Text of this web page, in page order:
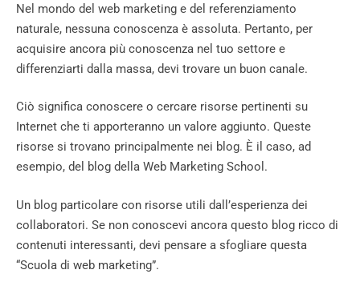
Nel mondo del web marketing e del referenziamento
naturale, nessuna conoscenza è assoluta. Pertanto, per
acquisire ancora più conoscenza nel tuo settore e
differenziarti dalla massa, devi trovare un buon canale.
Ciò significa conoscere o cercare risorse pertinenti su
Internet che ti apporteranno un valore aggiunto. Queste
risorse si trovano principalmente nei blog. È il caso, ad
esempio, del blog della Web Marketing School.
Un blog particolare con risorse utili dall’esperienza dei
collaboratori. Se non conoscevi ancora questo blog ricco di
contenuti interessanti, devi pensare a sfogliare questa
“Scuola di web marketing”.